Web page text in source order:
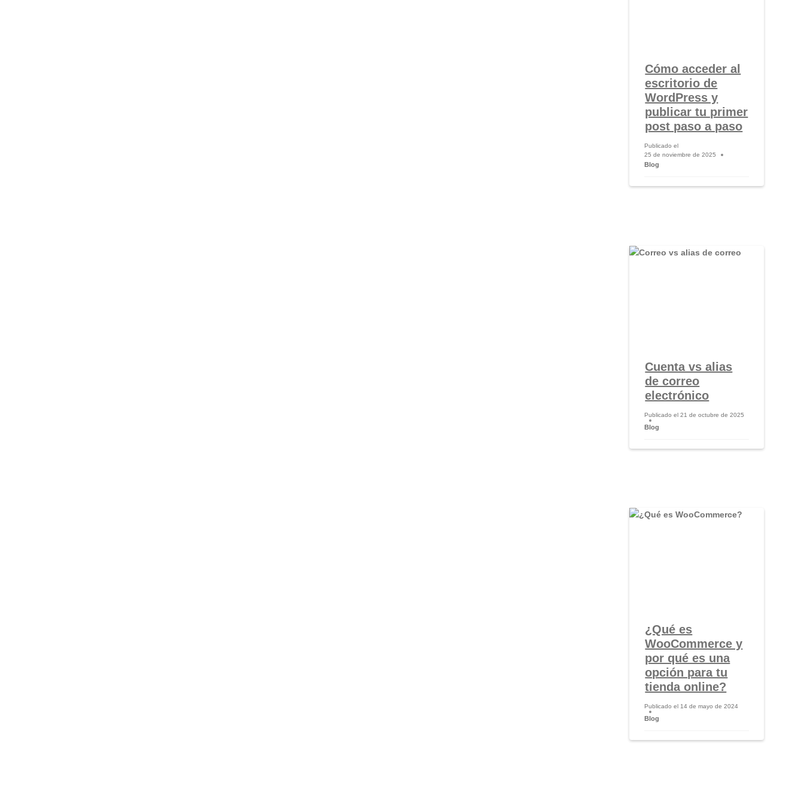
Cómo acceder al
escritorio de
WordPress y
publicar tu primer
post paso a paso
Publicado el
25 de noviembre de 2025
Blog
Cuenta vs alias
de correo
electrónico
Publicado el 21 de octubre de 2025
Blog
¿Qué es
WooCommerce y
por qué es una
opción para tu
tienda online?
Publicado el 14 de mayo de 2024
Blog